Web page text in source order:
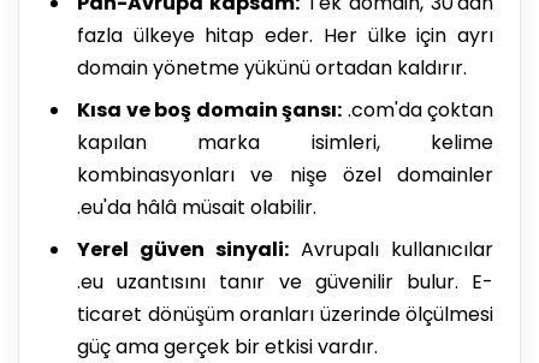
fazla ülkeye hitap eder. Her ülke için ayrı
domain yönetme yükünü ortadan kaldırır.
Kısa ve boş domain şansı: .com'da çoktan
kapılan marka isimleri, kelime
kombinasyonları ve nişe özel domainler
.eu'da hâlâ müsait olabilir.
Yerel güven sinyali: Avrupalı kullanıcılar
.eu uzantısını tanır ve güvenilir bulur. E-
ticaret dönüşüm oranları üzerinde ölçülmesi
güç ama gerçek bir etkisi vardır.